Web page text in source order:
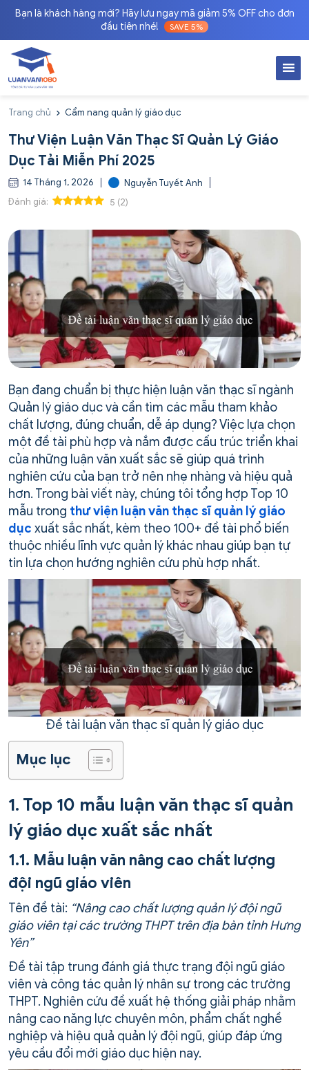
Bạn là khách hàng mới? Hãy lưu ngay mã giảm 5% OFF cho đơn
đầu tiên nhé!
SAVE 5%
Trang chủ Cẩm nang quản lý giáo dục
Thư Viện Luận Văn Thạc Sĩ Quản Lý Giáo
Dục Tải Miễn Phí 2025
14 Tháng 1, 2026
Nguyễn Tuyết Anh
Đánh giá:
5 (2)
Bạn đang chuẩn bị thực hiện luận văn thạc sĩ ngành
Quản lý giáo dục và cần tìm các mẫu tham khảo
chất lượng, đúng chuẩn, dễ áp dụng? Việc lựa chọn
một đề tài phù hợp và nắm được cấu trúc triển khai
của những luận văn xuất sắc sẽ giúp quá trình
nghiên cứu của bạn trở nên nhẹ nhàng và hiệu quả
hơn. Trong bài viết này, chúng tôi tổng hợp Top 10
mẫu trong thư viện luận văn thạc sĩ quản lý giáo
dục xuất sắc nhất, kèm theo 100+ đề tài phổ biến
thuộc nhiều lĩnh vực quản lý khác nhau giúp bạn tự
tin lựa chọn hướng nghiên cứu phù hợp nhất.
Đề tài luận văn thạc sĩ quản lý giáo dục
Mục lục
1. Top 10 mẫu luận văn thạc sĩ quản
lý giáo dục xuất sắc nhất
1.1. Mẫu luận văn nâng cao chất lượng
đội ngũ giáo viên
Tên đề tài: “Nâng cao chất lượng quản lý đội ngũ
giáo viên tại các trường THPT trên địa bàn tỉnh Hưng
Yên”
Đề tài tập trung đánh giá thực trạng đội ngũ giáo
viên và công tác quản lý nhân sự trong các trường
THPT. Nghiên cứu đề xuất hệ thống giải pháp nhằm
nâng cao năng lực chuyên môn, phẩm chất nghề
nghiệp và hiệu quả quản lý đội ngũ, giúp đáp ứng
yêu cầu đổi mới giáo dục hiện nay.